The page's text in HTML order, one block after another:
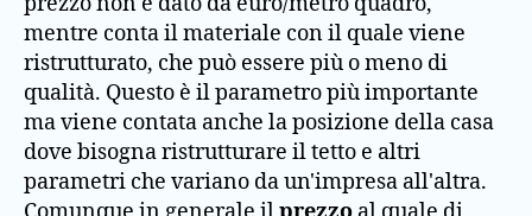
mentre conta il materiale con il quale viene
ristrutturato, che può essere più o meno di
qualità. Questo è il parametro più importante
ma viene contata anche la posizione della casa
dove bisogna ristrutturare il tetto e altri
parametri che variano da un'impresa all'altra.